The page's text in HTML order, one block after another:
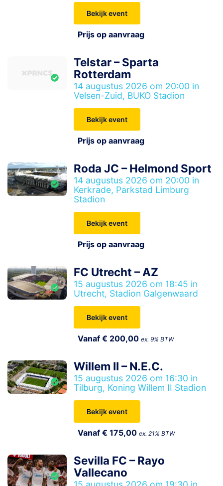
Bekijk event
Prijs op aanvraag
Telstar – Sparta
Rotterdam
14 augustus 2026 om 20:00 in
Velsen-Zuid, BUKO Stadion
Bekijk event
Prijs op aanvraag
Roda JC – Helmond Sport
14 augustus 2026 om 20:00 in
Kerkrade, Parkstad Limburg
Stadion
Bekijk event
Prijs op aanvraag
FC Utrecht – AZ
15 augustus 2026 om 18:45 in
Utrecht, Stadion Galgenwaard
Bekijk event
Vanaf € 200,00ex. 9% BTW
Willem II – N.E.C.
15 augustus 2026 om 16:30 in
Tilburg, Koning Willem II Stadion
Bekijk event
Vanaf € 175,00ex. 21% BTW
Sevilla FC – Rayo
Vallecano